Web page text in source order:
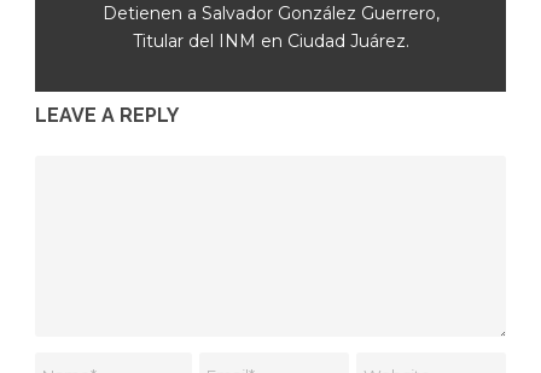
Detienen a Salvador González Guerrero,
Titular del INM en Ciudad Juárez.
LEAVE A REPLY